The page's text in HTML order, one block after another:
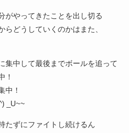
がやってきたことを出し切る
らどうしていくのかはまた、
集中して最後までボールを追って
！
中！
_U~~
たずにファイトし続けるん